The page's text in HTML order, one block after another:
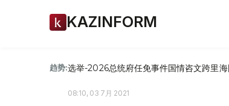
KAZINFORM
趋势:选举-2026总统府任免事件国情咨文跨里
08:10, 03 7月 2021